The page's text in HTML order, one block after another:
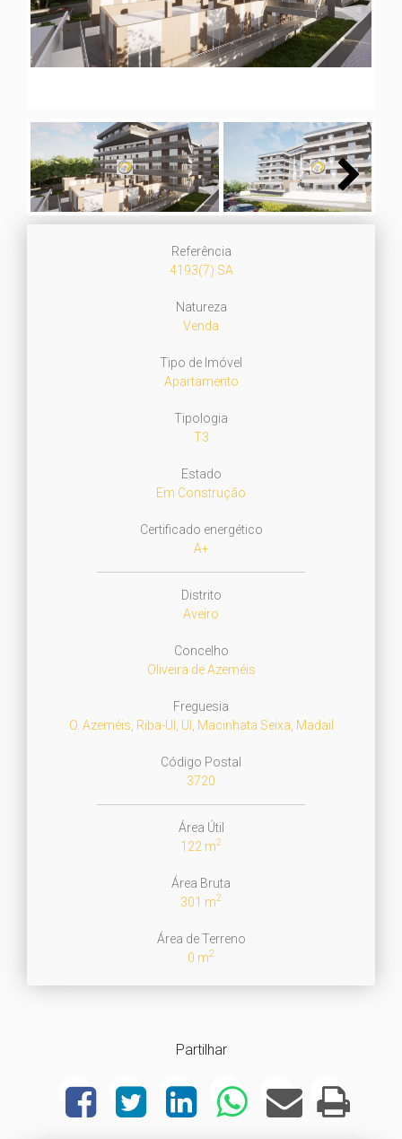
Next
Next
Referência
4193(7) SA
Natureza
Venda
Tipo de Imóvel
Apartamento
Tipologia
T3
Estado
Em Construção
Certificado energético
A+
Distrito
Aveiro
Concelho
Oliveira de Azeméis
Freguesia
O. Azeméis, Riba-Ul, Ul, Macinhata Seixa, Madail
Código Postal
3720
Área Útil
122 m2
Área Bruta
301 m2
Área de Terreno
0 m2
Partilhar